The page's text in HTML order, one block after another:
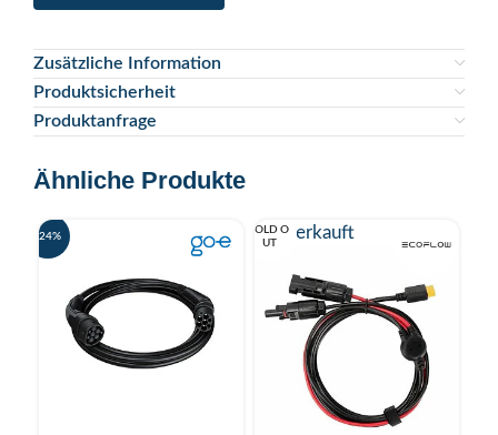
Zusätzliche Information
Produktsicherheit
Produktanfrage
Ähnliche Produkte
-24% Ausverkauft
SOLD O
UT